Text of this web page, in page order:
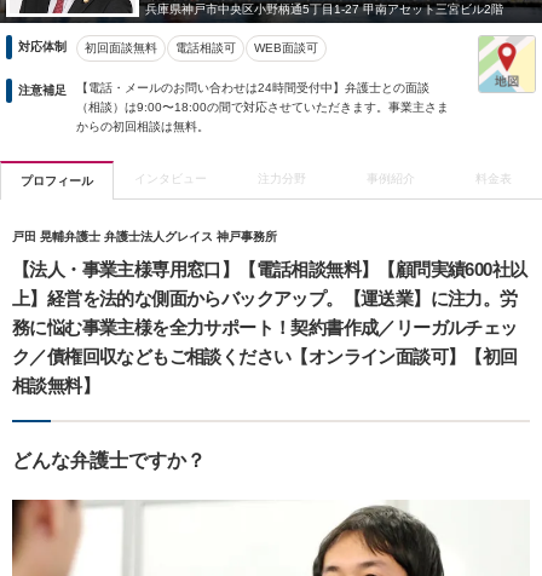
兵庫県神戸市中央区小野柄通5丁目1-27 甲南アセット三宮ビル2階
対応体制 初回面談無料 電話相談可 WEB面談可
注意補足
【電話・メールのお問い合わせは24時間受付中】弁護士との面談
（相談）は9:00〜18:00の間で対応させていただきます。事業主さま
からの初回相談は無料。
プロフィール インタビュー 注力分野 事例紹介 料金表
戸田 晃輔弁護士 弁護士法人グレイス 神戸事務所
【法人・事業主様専用窓口】【電話相談無料】【顧問実績600社以
上】経営を法的な側面からバックアップ。【運送業】に注力。労
務に悩む事業主様を全力サポート！契約書作成／リーガルチェッ
ク／債権回収などもご相談ください【オンライン面談可】【初回
相談無料】
どんな弁護士ですか？